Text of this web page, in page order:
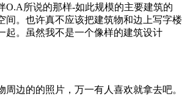
O.A所说的那样-如此规模的主要建筑的
间。也许真不应该把建筑物和边上写字楼
起。虽然我不是一个像样的建筑设计
周边的的照片，万一有人喜欢就拿去吧。